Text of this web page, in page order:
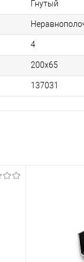
Гнутый
4
200х65
137031